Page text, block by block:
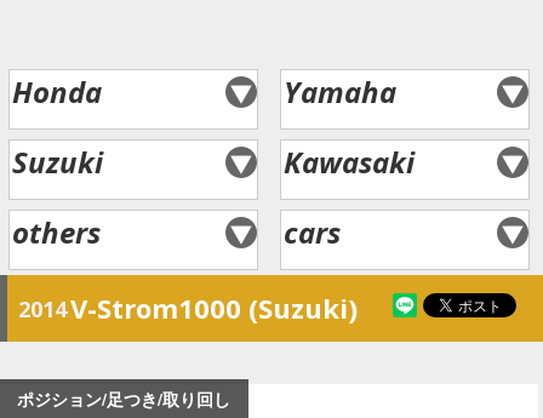
Honda
Yamaha
Suzuki
Kawasaki
others
cars
2014V-Strom1000 (Suzuki)
ポジション/足つき/取り回し